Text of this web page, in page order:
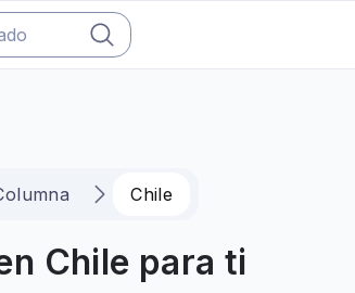
Chile
Chile para ti